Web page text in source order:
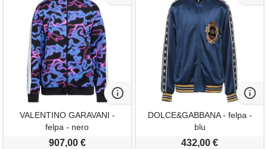
VALENTINO GARAVANI -
felpa - nero
907,00 €
DOLCE&GABBANA - felpa -
blu
432,00 €